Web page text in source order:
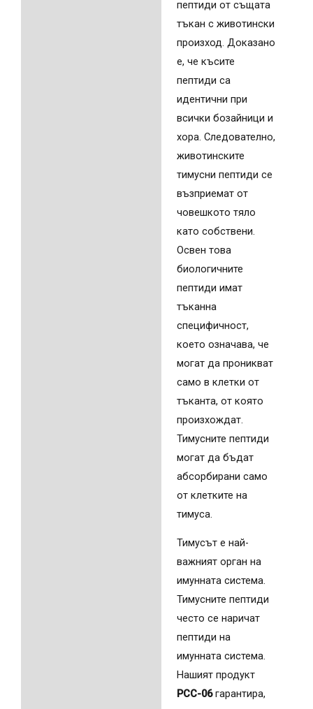
пептиди от същата
тъкан с животински
произход. Доказано
е, че късите
пептиди са
идентични при
всички бозайници и
хора. Следователно,
животинските
тимусни пептиди се
възприемат от
човешкото тяло
като собствени.
Освен това
биологичните
пептиди имат
тъканна
специфичност,
което означава, че
могат да проникват
само в клетки от
тъканта, от която
произхождат.
Тимусните пептиди
могат да бъдат
абсорбирани само
от клетките на
тимуса.
Тимусът е най-
важният орган на
имунната система.
Тимусните пептиди
често се наричат
пептиди на
имунната система.
Нашият продукт
PCC-06гарантира,